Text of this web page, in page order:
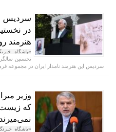
سردیس
در
هنرمند
«باشگاه
نخستین
سردیس این هنرمند نامدار ایران در مجموعه
وزیر
که زیست
نمی‌میرند
«باشگاه